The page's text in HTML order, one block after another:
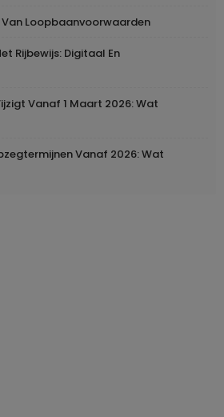
Loopbaanvoorwaarden
Rijbewijs: Digitaal En
Vanaf 1 Maart 2026: Wat
Vanaf 2026: Wat